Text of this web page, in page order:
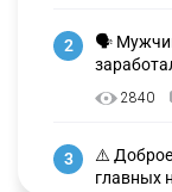
2
🗣
2840
3
⚠️ Доброе
главных